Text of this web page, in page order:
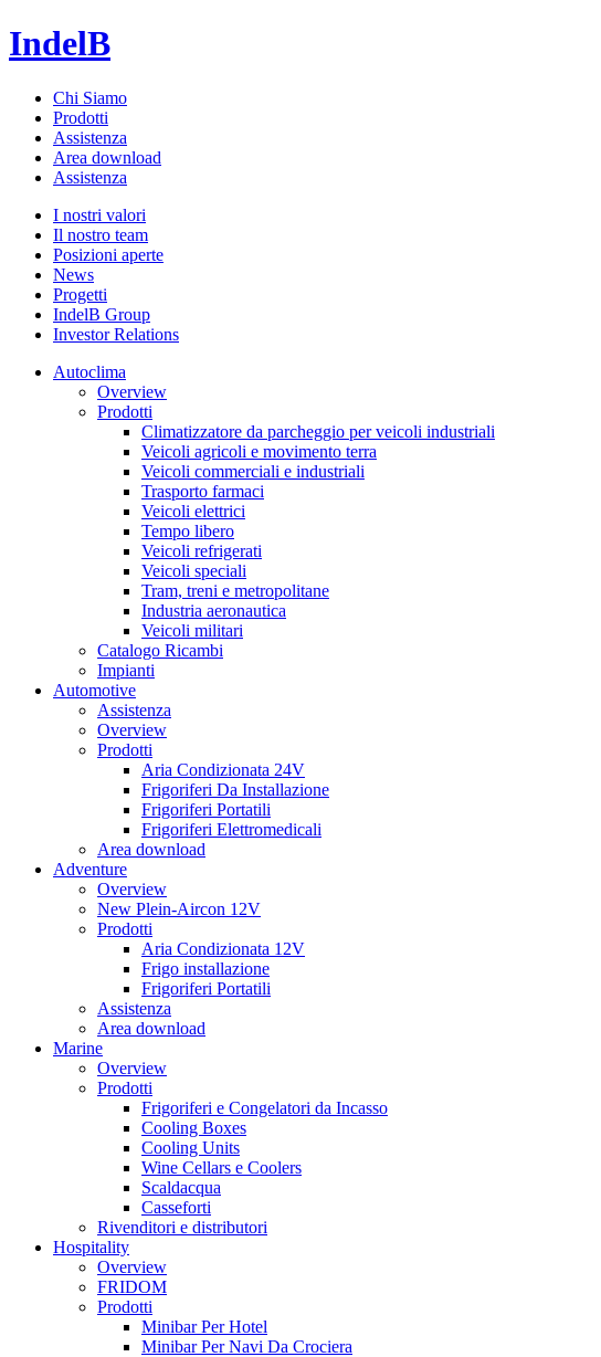
IndelB
Chi Siamo
Prodotti
Assistenza
Area download
Assistenza
I nostri valori
Il nostro team
Posizioni aperte
News
Progetti
IndelB Group
Investor Relations
Autoclima
Overview
Prodotti
Climatizzatore da parcheggio per veicoli industriali
Veicoli agricoli e movimento terra
Veicoli commerciali e industriali
Trasporto farmaci
Veicoli elettrici
Tempo libero
Veicoli refrigerati
Veicoli speciali
Tram, treni e metropolitane
Industria aeronautica
Veicoli militari
Catalogo Ricambi
Impianti
Automotive
Assistenza
Overview
Prodotti
Aria Condizionata 24V
Frigoriferi Da Installazione
Frigoriferi Portatili
Frigoriferi Elettromedicali
Area download
Adventure
Overview
New Plein-Aircon 12V
Prodotti
Aria Condizionata 12V
Frigo installazione
Frigoriferi Portatili
Assistenza
Area download
Marine
Overview
Prodotti
Frigoriferi e Congelatori da Incasso
Cooling Boxes
Cooling Units
Wine Cellars e Coolers
Scaldacqua
Casseforti
Rivenditori e distributori
Hospitality
Overview
FRIDOM
Prodotti
Minibar Per Hotel
Minibar Per Navi Da Crociera